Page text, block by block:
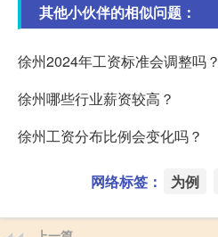
其他小伙伴的相似问题：
徐州2024年工资标准会调整吗？
徐州哪些行业薪资较高？
徐州工资分布比例会变化吗？
网络标签： 为例